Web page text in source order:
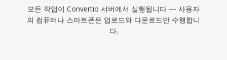
모든 작업이 Convertio 서버에서 실행됩니다 — 사용자
의 컴퓨터나 스마트폰은 업로드와 다운로드만 수행합니
다.